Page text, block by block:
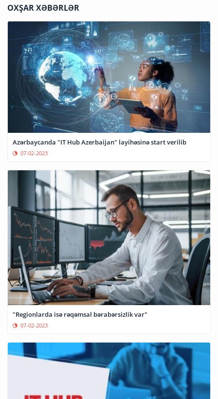
OXŞAR XƏBƏRLƏR
Azərbaycanda "IT Hub Azerbaijan" layihəsinə start verilib
07-02-2023
"Regionlarda isə rəqəmsal bərabərsizlik var"
07-02-2023